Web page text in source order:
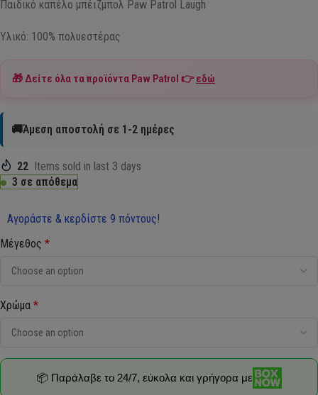
Παιδικό καπέλο μπέιζμπολ Paw Patrol Laugh
Υλικό: 100% πολυεστέρας
🎁 Δείτε όλα τα προϊόντα Paw Patrol 👉εδώ
🚚Άμεση αποστολή σε 1-2 ημέρες
22
Items sold in last 3 days
3 σε απόθεμα
Αγοράστε & κερδίστε 9 πόντους!
Μέγεθος *
Χρώμα *
📦 Παράλαβε το 24/7, εύκολα και γρήγορα με